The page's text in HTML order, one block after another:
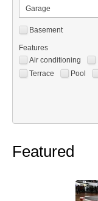
Garage
Basement
Features
Air conditioning
Terrace
Pool
Featured